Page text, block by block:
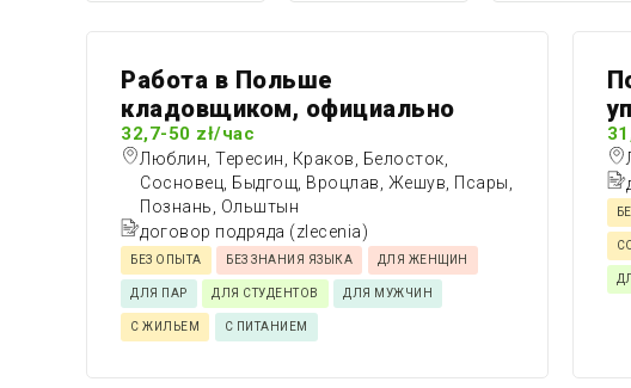
Работа в Польше
кладовщиком, официально
32,7-50 zł/час
Люблин, Тересин, Краков, Белосток,
Сосновец, Быдгощ, Вроцлав, Жешув, Псары,
Познань, Ольштын
договор подряда (zlecenia)
БЕЗ ОПЫТА БЕЗ ЗНАНИЯ ЯЗЫКА ДЛЯ ЖЕНЩИН
ДЛЯ ПАР ДЛЯ СТУДЕНТОВ ДЛЯ МУЖЧИН
С ЖИЛЬЕМ С ПИТАНИЕМ